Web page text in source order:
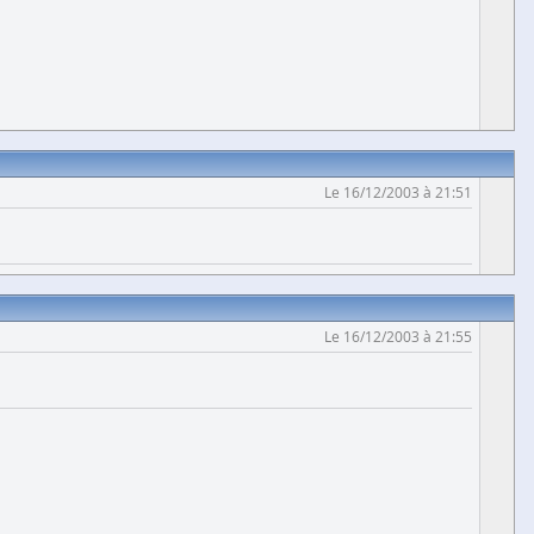
Le 16/12/2003 à 21:51
Le 16/12/2003 à 21:55